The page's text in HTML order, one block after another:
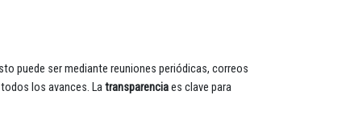
puede ser mediante reuniones periódicas, correos
los avances. Latransparenciaes clave para